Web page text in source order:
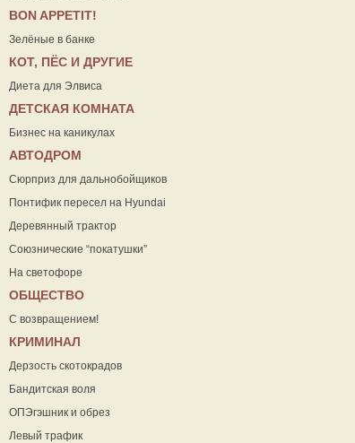
ВON APPETIT!
Зелёные в банке
КОТ, ПЁС И ДРУГИЕ
Диета для Элвиса
ДЕТСКАЯ КОМНАТА
Бизнес на каникулах
АВТОДРОМ
Сюрприз для дальнобойщиков
Понтифик пересел на Hyundai
Деревянный трактор
Союзнические “покатушки”
На светофоре
ОБЩЕСТВО
С возвращением!
КРИМИНАЛ
Дерзость скотокрадов
Бандитская воля
ОПЭгэшник и обрез
Левый трафик